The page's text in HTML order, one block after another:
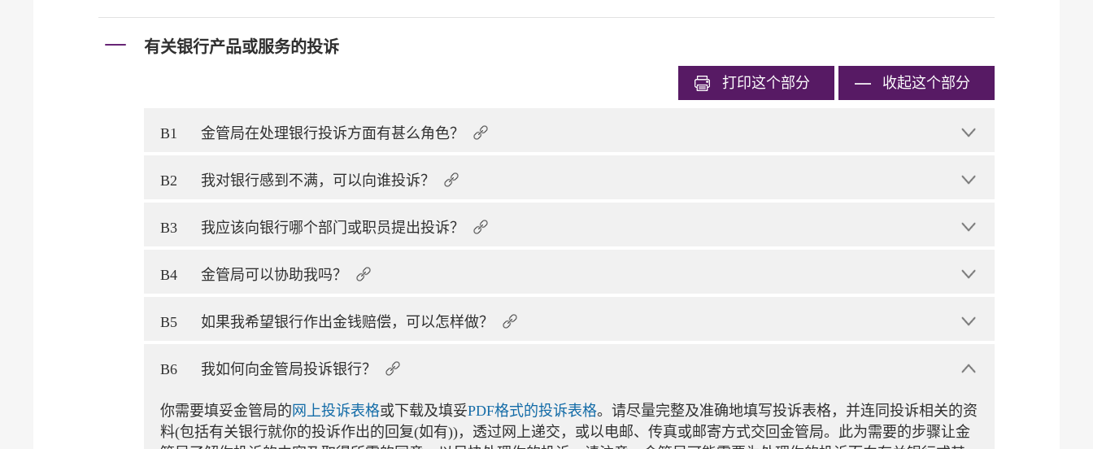
有关银行产品或服务的投诉
打印这个部分 收起这个部分
B1 金管局在处理银行投诉方面有甚么角色？
B2 我对银行感到不满，可以向谁投诉？
B3 我应该向银行哪个部门或职员提出投诉？
B4 金管局可以协助我吗？
B5 如果我希望银行作出金钱赔偿，可以怎样做？
B6 我如何向金管局投诉银行？
你需要填妥金管局的 网上投诉表格或下载及填妥PDF格式的投诉表格。请尽量完整及准确地填写投诉表格，并连同投诉相关的资
料(包括有关银行就你的投诉作出的回复(如有))，透过网上递交，或以电邮、传真或邮寄方式交回金管局。此为需要的步骤让金